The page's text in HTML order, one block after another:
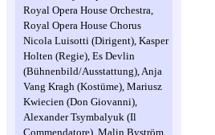
Royal Opera House Orchestra,
Royal Opera House Chorus
Nicola Luisotti (Dirigent), Kasper
Holten (Regie), Es Devlin
(Bühnenbild/Ausstattung), Anja
Vang Kragh (Kostüme), Mariusz
Kwiecien (Don Giovanni),
Alexander Tsymbalyuk (Il
Commendatore), Malin Byström